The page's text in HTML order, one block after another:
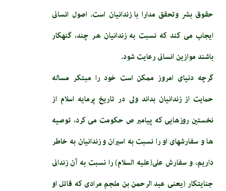
حقوق بشر وتحقق مدارا با زندانیان است. اصول انسانى
ايجاب مى كند كه نسبت به زندانيان هر چند، گنهكار
باشند موازين انسانى رعايت شود.
گرچه دنياى امروز ممكن است خود را مبتكر مساله
حمايت از زندانيان بداند ولى در تاريخ پرمايه اسلام از
نخستين روزهايى كه پيامبر ص حكومت مى‏ كرد، توصيه
‏ها و سفارشهاى او را نسبت به اسيران و زندانيان به خاطر
داريم، و سفارش على(عليه السلام) را نسبت به آن زندانى
جنايتكار (يعنى عبد الرحمن بن ملجم‏ مرادى كه قاتل او